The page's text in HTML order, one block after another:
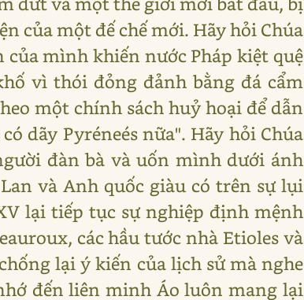
của một đế chế mới. Hãy hỏi Chúa
mình khiến nước Pháp kiệt quệ
vì thói đỏng đảnh bằng đá cẩm
một chính sách huỷ hoại để dẫn
dãy Pyréneés nữa". Hãy hỏi Chúa
đàn bà và uốn mình dưới ánh
và Anh quốc giàu có trên sự lụi
lại tiếp tục sự nghiệp định mệnh
các hầu tước nhà Etioles và
lại ý kiến của lịch sử mà nghe
đến liên minh Áo luôn mang lại